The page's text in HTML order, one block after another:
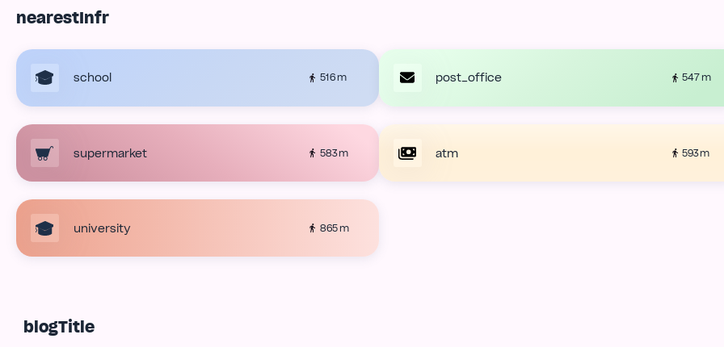
nearestInfr
school 516 m post_office 547 m
supermarket 583 m atm 593 m
university 865 m
blogTitle